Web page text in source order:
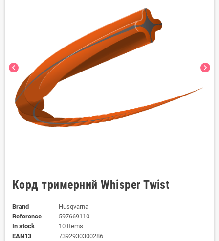
chevron_left chevron_right
Корд тримерний Whisper Twist
Brand
Husqvarna
Reference
597669110
In stock
10 Items
EAN13
7392930300286